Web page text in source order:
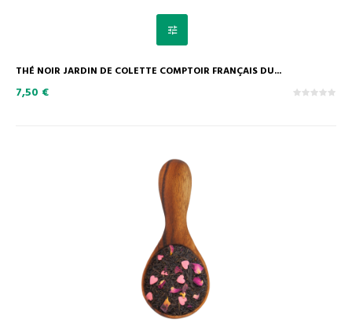
THÉ NOIR JARDIN DE COLETTE COMPTOIR FRANÇAIS DU...
7,50 €